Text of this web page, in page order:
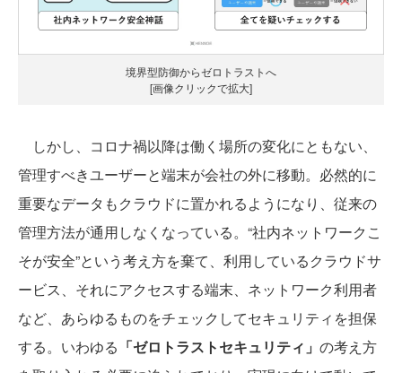
境界型防御からゼロトラストへ
[画像クリックで拡大]
しかし、コロナ禍以降は働く場所の変化にともない、
管理すべきユーザーと端末が会社の外に移動。必然的に
重要なデータもクラウドに置かれるようになり、従来の
管理方法が通用しなくなっている。“社内ネットワークこ
そが安全”という考え方を棄て、利用しているクラウドサ
ービス、それにアクセスする端末、ネットワーク利用者
など、あらゆるものをチェックしてセキュリティを担保
する。いわゆる 「ゼロトラストセキュリティ」 の考え方